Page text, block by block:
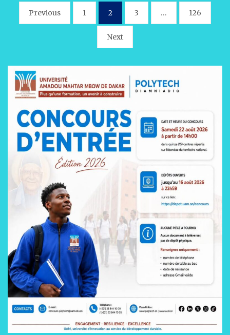
Pagination
des
Previous 1 2 3 … 126
Next